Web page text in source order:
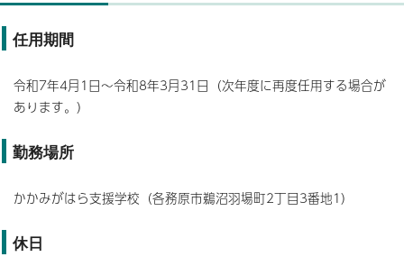
任用期間
令和7年4月1日～令和8年3月31日（次年度に再度任用する場合が
あります。）
勤務場所
かかみがはら支援学校（各務原市鵜沼羽場町2丁目3番地1）
休日